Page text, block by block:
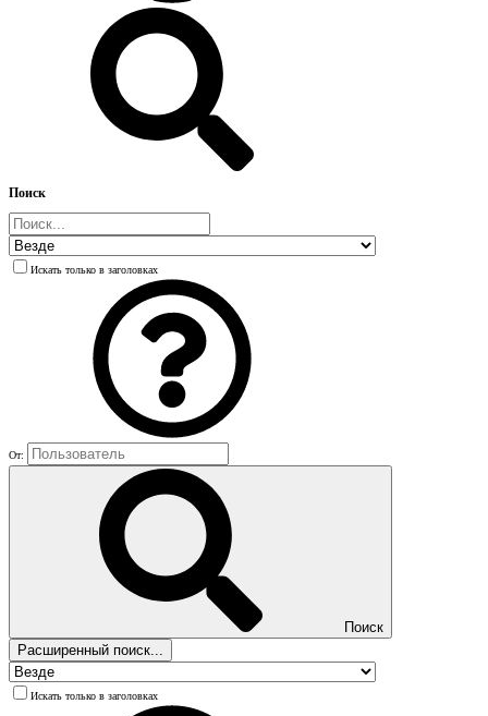
Поиск
Искать только в заголовках
От:
Поиск
Расширенный поиск...
Искать только в заголовках